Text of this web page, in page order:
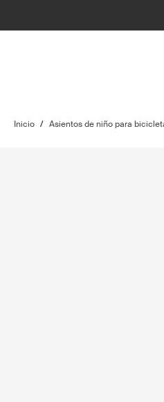
Inicio / Asientos de niño para